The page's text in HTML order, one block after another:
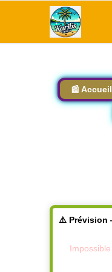
📰 Accueil
⚠️ Prévision